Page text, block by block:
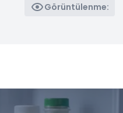
Görüntülenme: